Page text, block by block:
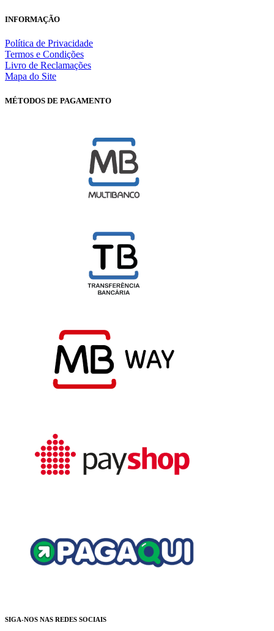
INFORMAÇÃO
Política de Privacidade
Termos e Condições
Livro de Reclamações
Mapa do Site
MÉTODOS DE PAGAMENTO
SIGA-NOS NAS REDES SOCIAIS